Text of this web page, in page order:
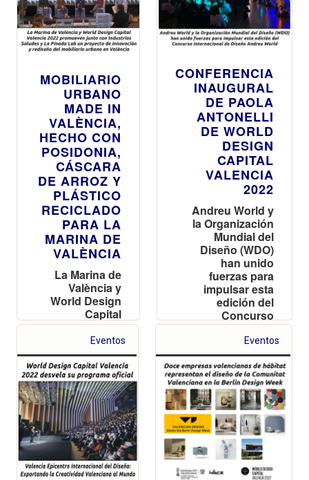
MOBILIARIO
URBANO
MADE IN
VALÈNCIA,
HECHO CON
POSIDONIA,
CÁSCARA
DE ARROZ Y
PLÁSTICO
RECICLADO
PARA LA
MARINA DE
VALÈNCIA
La Marina de
València y
World Design
Capital
Valencia 2022
promueven
junto con
Industrias
Saludes y La
Pinada Lab un
proyecto de
innovación y
rediseño del
mobiliario
urbano en
València
CONFERENCIA
INAUGURAL
DE PAOLA
ANTONELLI
DE WORLD
DESIGN
CAPITAL
VALENCIA
2022
Andreu World y
la Organización
Mundial del
Diseño (WDO)
han unido
fuerzas para
impulsar esta
edición del
Concurso
Internacional de
Diseño Andreu
World
Eventos Eventos